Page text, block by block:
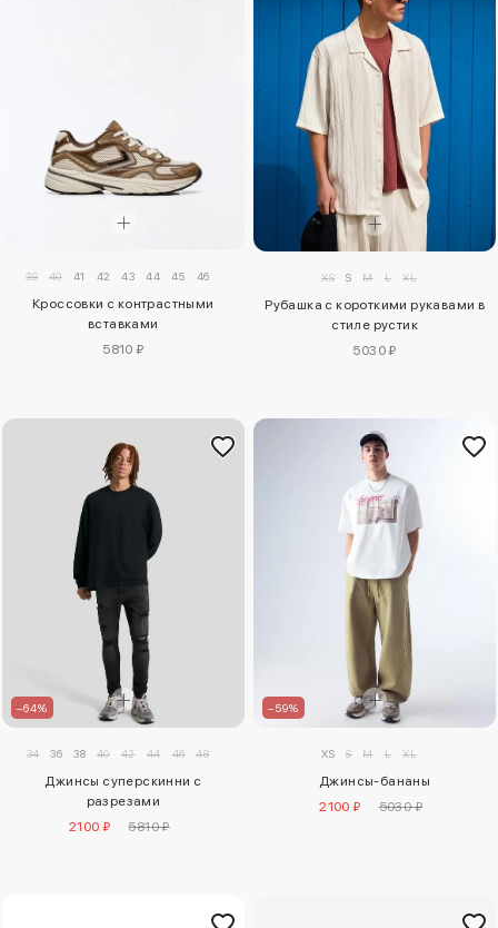
39 40 41 42 43 44 45 46
Кроссовки с контрастными
вставками
5810 ₽
XS S M L XL
Рубашка с короткими рукавами в
стиле рустик
5030 ₽
–64%
34 36 38 40 42 44 46 48
Джинсы суперскинни с
разрезами
2100 ₽
5810 ₽
–59%
XS S M L XL
Джинсы-бананы
2100 ₽
5030 ₽